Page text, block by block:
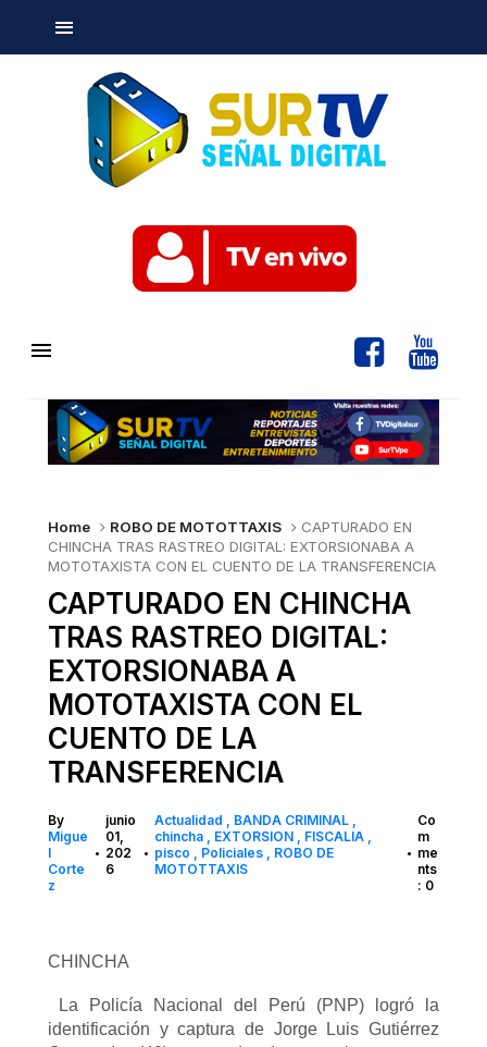
Home ROBO DE MOTOTTAXIS
CAPTURADO EN
CHINCHA TRAS RASTREO DIGITAL: EXTORSIONABA A
MOTOTAXISTA CON EL CUENTO DE LA TRANSFERENCIA
CAPTURADO EN CHINCHA
TRAS RASTREO DIGITAL:
EXTORSIONABA A
MOTOTAXISTA CON EL
CUENTO DE LA
TRANSFERENCIA
By
Migue
l
Corte
z
•
junio
01,
202
6
•
Actualidad
BANDA CRIMINAL
chincha
EXTORSION
FISCALIA
pisco
Policiales
ROBO DE
MOTOTTAXIS
•
Co
m
me
nts
: 0
CHINCHA
La Policía Nacional del Perú (PNP) logró la
identificación y captura de Jorge Luis Gutiérrez